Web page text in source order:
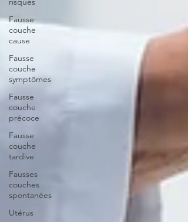
Fausse
couche
cause
Fausse
couche
symptômes
Fausse
couche
précoce
Fausse
couche
tardive
Fausses
couches
spontanées
Utérus